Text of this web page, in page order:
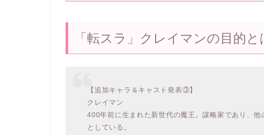
「転スラ」クレイマンの目的と
【追加キャラ＆キャスト発表③】
クレイマン
400年前に生まれた新世代の魔王。謀略家であり、他
としている。